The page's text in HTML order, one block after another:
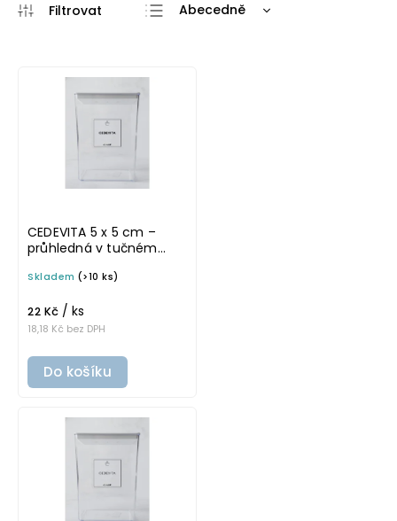
Abecedně
CEDEVITA 5 x 5 cm –
průhledná v tučném
samolepka na
Skladem (>10 ks)
18,18 Kč bez DPH
22 Kč / ks
Do košíku